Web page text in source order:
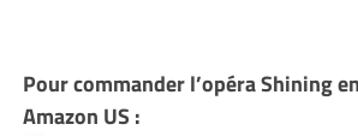
Pour commander l’opéra Shining
Amazon US :